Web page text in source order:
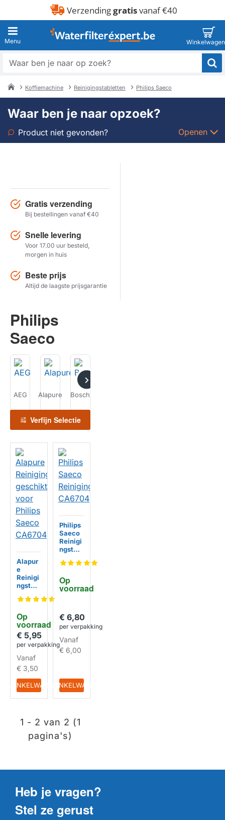
Verzendinggratisvanaf €40
Waar
zoek?
Koffiemachine Reinigingstabletten Philips Saeco
Waar ben je naar opzoek?
Product niet gevonden? Openen
Model
Herstel zoekopdracht
Gratis verzending
Bij bestellingen vanaf €40
Snelle levering
Voor 17.00 uur besteld,
morgen in huis
Beste prijs
Altijd de laagste prijsgarantie
Philips
Saeco
AEG Alapure Bosch
Verfijn Selectie
HUISMERK
Op
voorraad
Alapur
e
Reinigi
ngstabl
geschi
Philips
Saeco
CA670
4
€ 5,95
per verpakking
Vanaf
€ 3,50
IN WINKELWAGEN
Op
voorraad
Philips
Saeco
Reinigi
ngstabl
CA670
€ 6,80
per verpakking
Vanaf
€ 6,00
IN WINKELWAGEN
1 - 2 van 2 (1
pagina's)
Heb je vragen?
Stel ze gerust